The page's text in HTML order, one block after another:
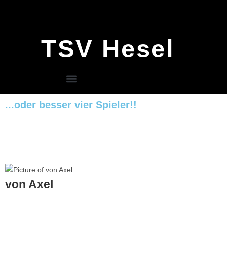
TSV Hesel
...oder besser vier Spieler!!
von Axel